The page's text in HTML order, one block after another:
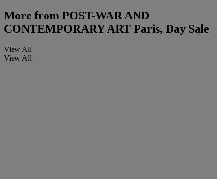
More from POST-WAR AND
CONTEMPORARY ART Paris, Day Sale
View All
View All